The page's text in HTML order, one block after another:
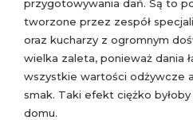
przygotowywania dań. Są to
tworzone przez zespół
oraz kucharzy z ogromnym
wielka zaleta, ponieważ dania
wszystkie wartości odżywcze
smak. Taki efekt ciężko
domu.